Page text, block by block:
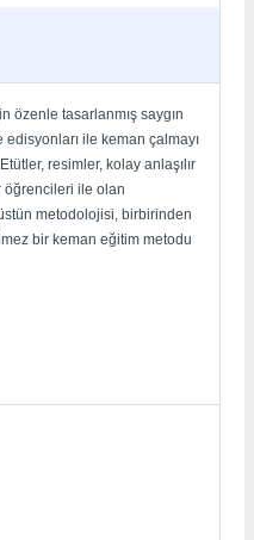
özenle tasarlanmış saygın
ile keman çalmayı
resimler, kolay anlaşılır
öğrencileri ile olan
metodolojisi, birbirinden
bir keman eğitim metodu